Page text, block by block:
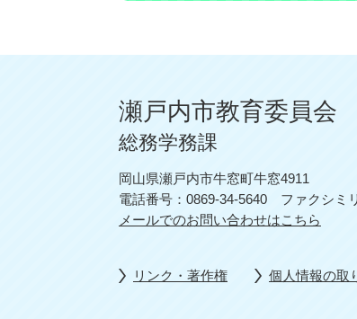
瀬戸内市教育委員会
総務学務課
岡山県瀬戸内市牛窓町牛窓4911
電話番号：0869-34-5640
ファクシミ
メールでのお問い合わせはこちら
リンク・著作権 個人情報の取